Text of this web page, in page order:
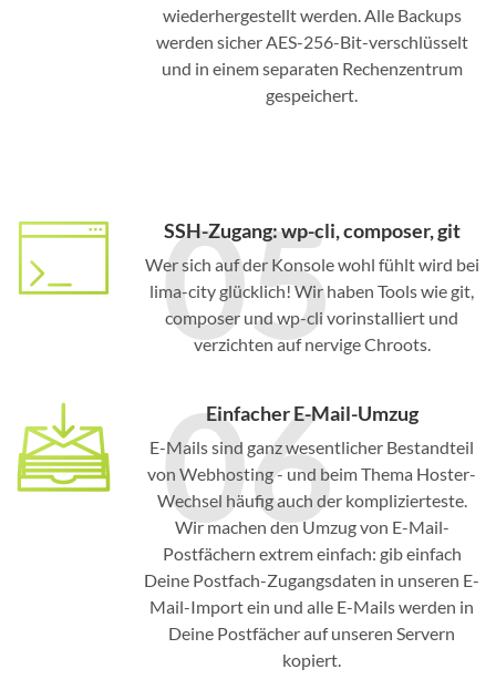
wiederhergestellt werden. Alle Backups
werden sicher AES-256-Bit-verschlüsselt
und in einem separaten Rechenzentrum
gespeichert.
05
SSH-Zugang: wp-cli, composer, git
Wer sich auf der Konsole wohl fühlt wird bei
lima-city glücklich! Wir haben Tools wie git,
composer und wp-cli vorinstalliert und
verzichten auf nervige Chroots.
06
Einfacher E-Mail-Umzug
E-Mails sind ganz wesentlicher Bestandteil
von Webhosting - und beim Thema Hoster-
Wechsel häufig auch der komplizierteste.
Wir machen den Umzug von E-Mail-
Postfächern extrem einfach: gib einfach
Deine Postfach-Zugangsdaten in unseren E-
Mail-Import ein und alle E-Mails werden in
Deine Postfächer auf unseren Servern
kopiert.